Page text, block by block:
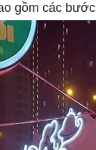
gồm các